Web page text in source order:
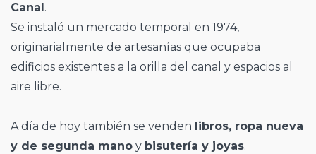
Canal.
Se instaló un mercado temporal en 1974,
originarialmente de artesanías que ocupaba
edificios existentes a la orilla del canal y espacios al
aire libre.
A día de hoy también se venden libros, ropa nueva
y de segunda mano y bisutería y joyas.